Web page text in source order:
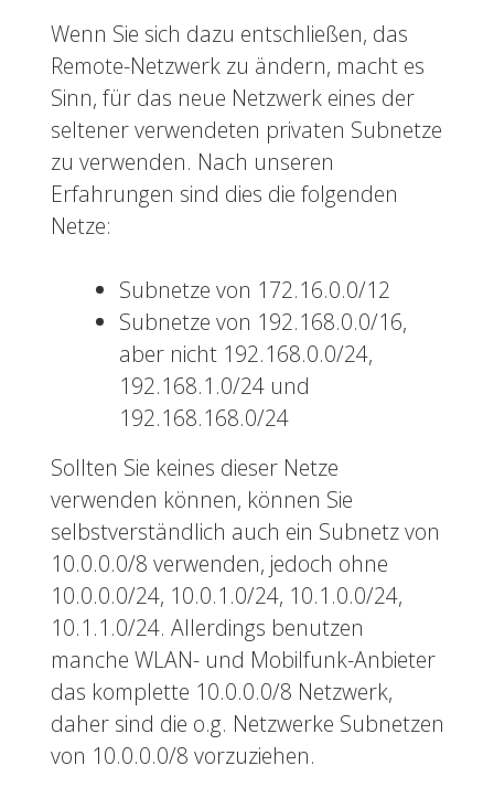
Wenn Sie sich dazu entschließen, das
Remote-Netzwerk zu ändern, macht es
Sinn, für das neue Netzwerk eines der
seltener verwendeten privaten Subnetze
zu verwenden. Nach unseren
Erfahrungen sind dies die folgenden
Netze:
Subnetze von 172.16.0.0/12
Subnetze von 192.168.0.0/16,
aber nicht 192.168.0.0/24,
192.168.1.0/24 und
192.168.168.0/24
Sollten Sie keines dieser Netze
verwenden können, können Sie
selbstverständlich auch ein Subnetz von
10.0.0.0/8 verwenden, jedoch ohne
10.0.0.0/24, 10.0.1.0/24, 10.1.0.0/24,
10.1.1.0/24. Allerdings benutzen
manche WLAN- und Mobilfunk-Anbieter
das komplette 10.0.0.0/8 Netzwerk,
daher sind die o.g. Netzwerke Subnetzen
von 10.0.0.0/8 vorzuziehen.